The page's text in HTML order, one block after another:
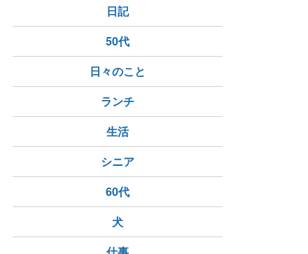
日記
50代
日々のこと
ランチ
生活
シニア
60代
犬